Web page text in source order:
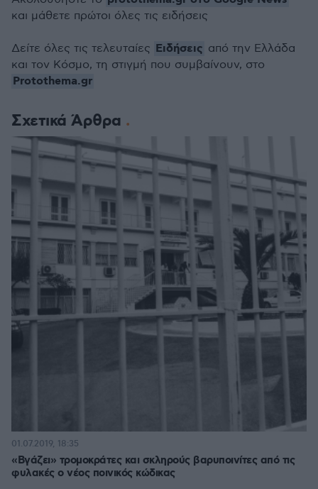
Σχετικά Άρθρα
«Βγάζει» τρομοκράτες και σκληρούς βαρυποινίτες από τις
φυλακές ο νέος ποινικός κώδικας
01.07.2019, 18:35
και μάθετε πρώτοι όλες τις ειδήσεις
Δείτε όλες τις τελευταίες Ειδήσεις από την Ελλάδα
και τον Κόσμο, τη στιγμή που συμβαίνουν, στο
Protothema.gr